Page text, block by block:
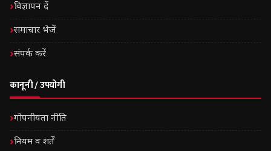
विज्ञापन दें
समाचार भेजें
संपर्क करें
कानूनी / उपयोगी
गोपनीयता नीति
नियम व शर्तें